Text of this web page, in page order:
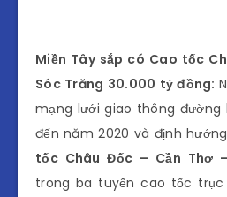
Miền Tây sắp có Cao tốc
Sóc Trăng 30.000 tỷ đồng:
mạng lưới giao thông đường
đến năm 2020 và định
tốc Châu Đốc – Cần Thơ
trong ba tuyến cao tốc trục